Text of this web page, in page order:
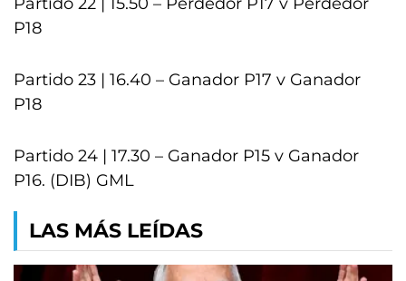
P18
Partido 23 | 16.40 – Ganador P17 v Ganador
P18
Partido 24 | 17.30 – Ganador P15 v Ganador
P16. (DIB) GML
LAS MÁS LEÍDAS